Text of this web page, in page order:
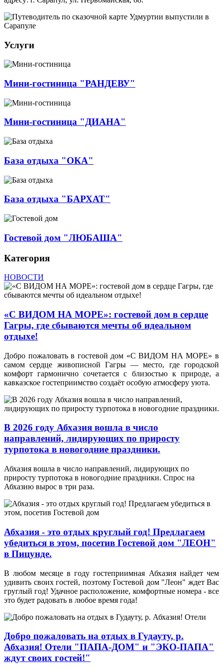
Услуги
Мини-гостиница "РАНДЕВУ"
Мини-гостиница "ДИАНА"
База отдыха "ОКА"
База отдыха "БАРХАТ"
Гостевой дом "ЛЮБАША"
Категория
НОВОСТИ
«С ВИДОМ НА МОРЕ»: гостевой дом в сердце
Гагры, где сбываются мечты об идеальном
отдыхе!
Добро пожаловать в гостевой дом «С ВИДОМ НА МОРЕ» в
самом сердце живописной Гагры — место, где городской
комфорт гармонично сочетается с близостью к природе, а
кавказское гостеприимство создаёт особую атмосферу уюта.
В 2026 году Абхазия вошла в число
направлений, лидирующих по приросту
турпотока в новогодние праздники.
Абхазия вошла в число направлений, лидирующих по
приросту турпотока в новогодние праздники. Спрос на
Абхазию вырос в три раза.
Абхазия - это отдых круглый год! Предлагаем
убедиться в этом, посетив Гостевой дом "ЛЕОН"
в Пицунде.
В любом месяце в году гостеприимная Абхазия найдет чем
удивить своих гостей, поэтому Гостевой дом "Леон" ждет Вас
груглый год! Удачное расположение, комфортные номера - все
это будет радовать в любое время года!
Добро пожаловать на отдых в Гудауту, р.
Абхазия! Отели "ПАПА-ДОМ" и "ЭКО-ПАПА"
ждут своих гостей!"